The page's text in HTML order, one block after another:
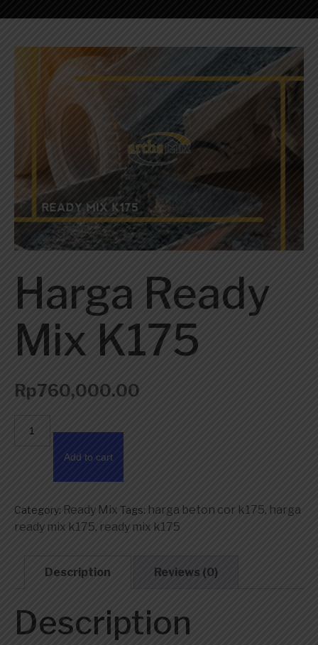
Harga Ready
Mix K175
Rp760,000.00
Ready
Add to cart
Category: Ready Mix Tags: harga beton cor k175, harga
ready mix k175, ready mix k175
Description Reviews (0)
Description